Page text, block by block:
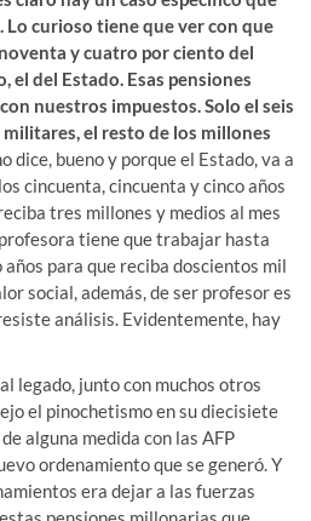
Lo curioso tiene que ver con que
y cuatro por ciento del
el del Estado. Esas pensiones
nuestros impuestos. Solo el seis
el resto de los millones
dice, bueno y porque el Estado, va a
cincuenta, cincuenta y cinco años
tres millones y medios al mes
tiene que trabajar hasta
para que reciba doscientos mil
social, además, de ser profesor es
análisis. Evidentemente, hay
legado, junto con muchos otros
el pinochetismo en su diecisiete
alguna medida con las AFP
ordenamiento que se generó. Y
era dejar a las fuerzas